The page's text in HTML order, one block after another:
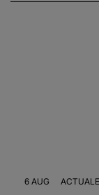
6 AUG ACTUALE